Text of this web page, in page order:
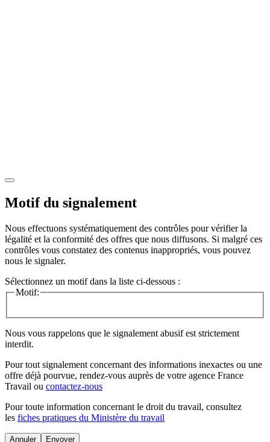
Motif du signalement
Nous effectuons systématiquement des contrôles pour vérifier la
légalité et la conformité des offres que nous diffusons. Si malgré ces
contrôles vous constatez des contenus inappropriés, vous pouvez
nous le signaler.
Sélectionnez un motif dans la liste ci-dessous :
Motif:
Nous vous rappelons que le signalement abusif est strictement
interdit.
Pour tout signalement concernant des informations inexactes ou une
offre déjà pourvue, rendez-vous auprès de votre agence France
Travail ou contactez-nous
Pour toute information concernant le droit du travail, consultez
les fiches pratiques du Ministère du travail
Annuler